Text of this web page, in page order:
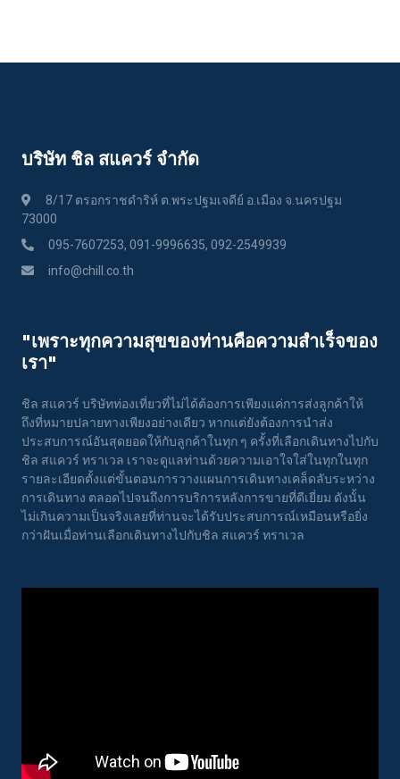
บริษัท ชิล สแควร์ จำกัด
8/17 ตรอกราชดำริห์ ต.พระปฐมเจดีย์ อ.เมือง จ.นครปฐม
73000
095-7607253, 091-9996635, 092-2549939
info@chill.co.th
"เพราะทุกความสุขของท่านคือความสําเร็จของ
เรา"
ชิล สแควร์ บริษัทท่องเที่ยวที่ไม่ได้ต้องการเพียงแค่การส่งลูกค้าให้
ถึงที่หมายปลายทางเพียงอย่างเดียว หากแต่ยังต้องการนำส่ง
ประสบการณ์อันสุดยอดให้กับลูกค้าในทุก ๆ ครั้งที่เลือกเดินทางไปกับ
ชิล สแควร์ ทราเวล เราจะดูแลท่านด้วยความเอาใจใส่ในทุกในทุก
รายละเอียดตั้งแต่ขั้นตอนการวางแผนการเดินทางเคล็ดลับระหว่าง
การเดินทาง ตลอดไปจนถึงการบริการหลังการขายที่ดีเยี่ยม ดังนั้น
ไม่เกินความเป็นจริงเลยที่ท่านจะได้รับประสบการณ์เหมือนหรือยิ่ง
กว่าฝันเมื่อท่านเลือกเดินทางไปกับชิล สแควร์ ทราเวล